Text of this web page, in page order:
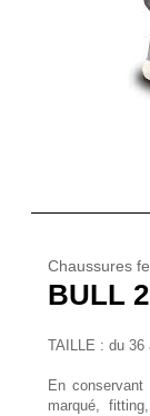
Chaussures
BULL
TAILLE : du 36
En
marqué,